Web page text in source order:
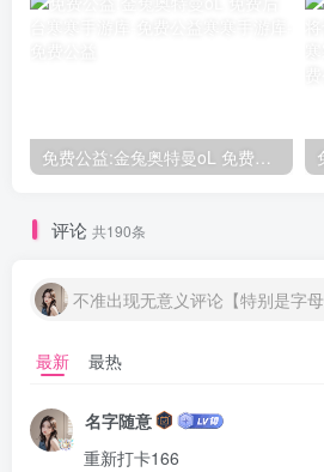
免费公益:金兔奥特曼oL 免费后台
评论 共190条
最新 最热
名字随意
重新打卡166